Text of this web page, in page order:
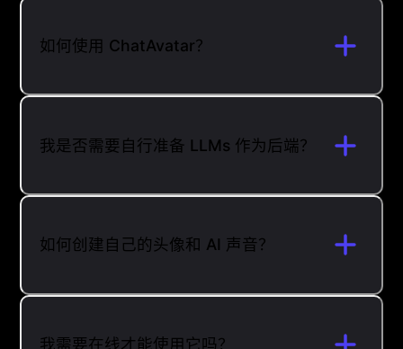
如何使用 ChatAvatar？
我是否需要自行准备 LLMs 作为后端？
如何创建自己的头像和 AI 声音？
我需要在线才能使用它吗？